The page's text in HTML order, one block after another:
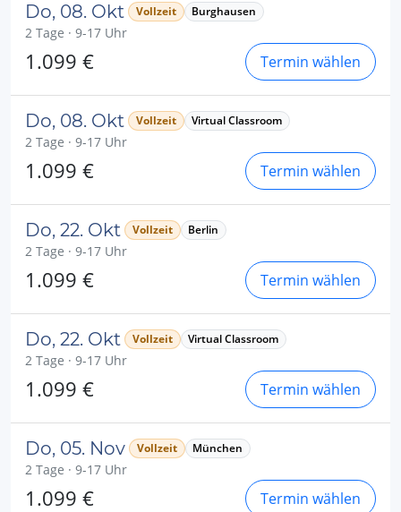
Do, 08. Okt Vollzeit Burghausen
2 Tage · 9-17 Uhr
1.099 € Termin wählen
Do, 08. Okt Vollzeit Virtual Classroom
2 Tage · 9-17 Uhr
1.099 € Termin wählen
Do, 22. Okt Vollzeit Berlin
2 Tage · 9-17 Uhr
1.099 € Termin wählen
Do, 22. Okt Vollzeit Virtual Classroom
2 Tage · 9-17 Uhr
1.099 € Termin wählen
Do, 05. Nov Vollzeit München
2 Tage · 9-17 Uhr
1.099 € Termin wählen